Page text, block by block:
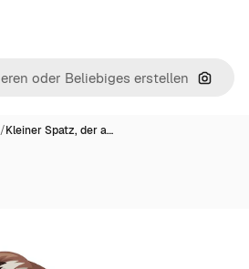
Nach
/Kleiner Spatz, der a…